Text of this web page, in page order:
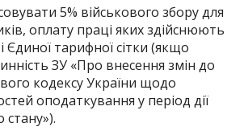
5% військового збору для
оплату праці яких здійснюють
Єдиної тарифної сітки (якщо
ЗУ «Про внесення змін до
кодексу України щодо
оподаткування у період дії
стану»).